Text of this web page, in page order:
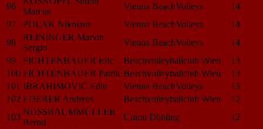
96
Marcus
Vienna BeachVolleys
14
97
POLAK Nikolaus Vienna BeachVolleys
14
98
REININGER Marvin
Sergio
Vienna BeachVolleys
14
99
FICHTENBAUER Eric Beachvolleyballclub Wien
13
100 FICHTENBAUER Patrik Beachvolleyballclub Wien
13
101 IBRAHIMOVIĆ Edin Vienna BeachVolleys
13
102 EDERER Andreas Beachvolleyballclub Wien
12
103
NUSSBAUMMÜLLER
Bernd
Union Döbling
12